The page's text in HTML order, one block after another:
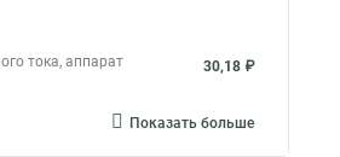
тока, аппарат
30,18 ₽
Показать больше